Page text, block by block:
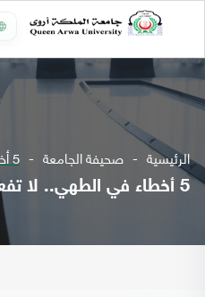
الرئيسية صحيفة الجامعة 5 أخطاء في الطهي.. لا تفعلها
5 أخطاء في الطهي.. لا تفعلها